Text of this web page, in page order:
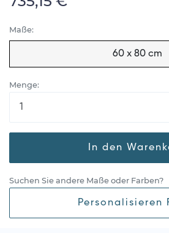
Maße:
60 x 80 cm
Menge:
In den
Suchen Sie andere Maße oder Farben?
Personalisieren